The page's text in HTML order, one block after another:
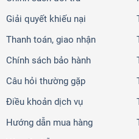
Giải quyết khiếu nại
Thanh toán, giao nhận
Chính sách bảo hành
Câu hỏi thường gặp
Điều khoản dịch vụ
Hướng dẫn mua hàng